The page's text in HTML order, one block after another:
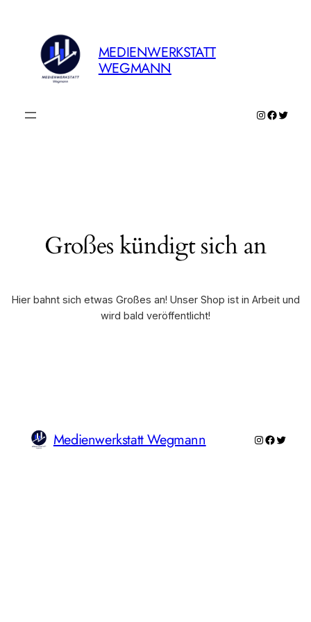
MEDIENWERKSTATT
WEGMANN
Instagram
Großes kündigt sich an
Hier bahnt sich etwas Großes an! Unser Shop ist in Arbeit und
wird bald veröffentlicht!
Medienwerkstatt Wegmann Instagram